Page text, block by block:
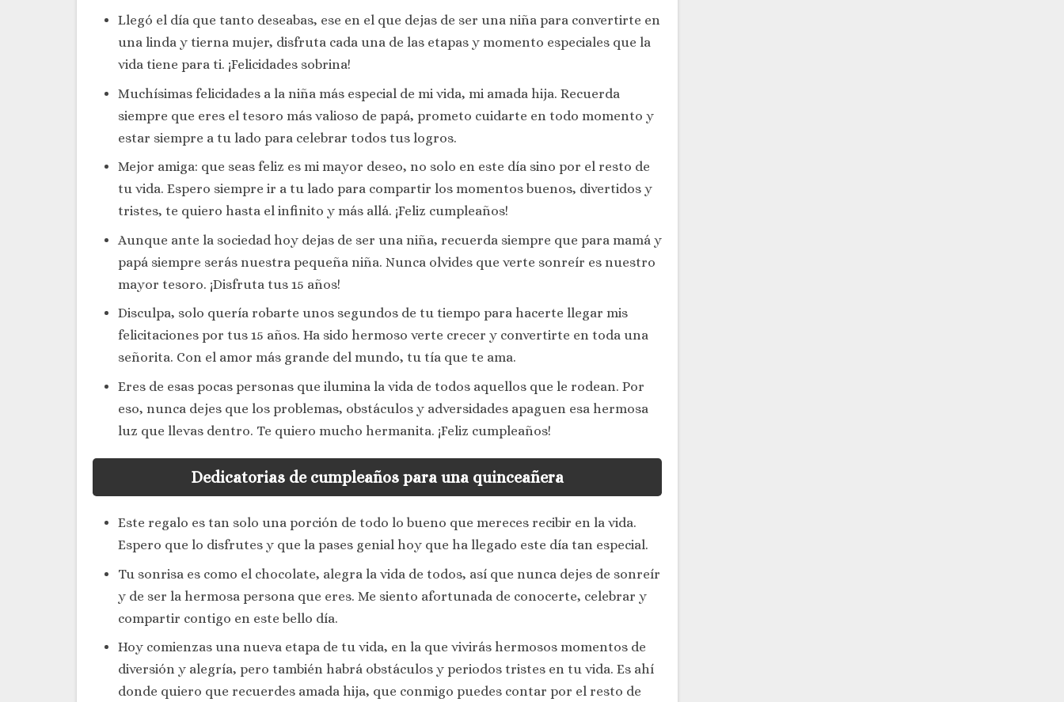
Llegó el día que tanto deseabas, ese en el que dejas de ser una niña para convertirte en
una linda y tierna mujer, disfruta cada una de las etapas y momento especiales que la
vida tiene para ti. ¡Felicidades sobrina!
Muchísimas felicidades a la niña más especial de mi vida, mi amada hija. Recuerda
siempre que eres el tesoro más valioso de papá, prometo cuidarte en todo momento y
estar siempre a tu lado para celebrar todos tus logros.
Mejor amiga: que seas feliz es mi mayor deseo, no solo en este día sino por el resto de
tu vida. Espero siempre ir a tu lado para compartir los momentos buenos, divertidos y
tristes, te quiero hasta el infinito y más allá. ¡Feliz cumpleaños!
Aunque ante la sociedad hoy dejas de ser una niña, recuerda siempre que para mamá y
papá siempre serás nuestra pequeña niña. Nunca olvides que verte sonreír es nuestro
mayor tesoro. ¡Disfruta tus 15 años!
Disculpa, solo quería robarte unos segundos de tu tiempo para hacerte llegar mis
felicitaciones por tus 15 años. Ha sido hermoso verte crecer y convertirte en toda una
señorita. Con el amor más grande del mundo, tu tía que te ama.
Eres de esas pocas personas que ilumina la vida de todos aquellos que le rodean. Por
eso, nunca dejes que los problemas, obstáculos y adversidades apaguen esa hermosa
luz que llevas dentro. Te quiero mucho hermanita. ¡Feliz cumpleaños!
Dedicatorias de cumpleaños para una quinceañera
Este regalo es tan solo una porción de todo lo bueno que mereces recibir en la vida.
Espero que lo disfrutes y que la pases genial hoy que ha llegado este día tan especial.
Tu sonrisa es como el chocolate, alegra la vida de todos, así que nunca dejes de sonreír
y de ser la hermosa persona que eres. Me siento afortunada de conocerte, celebrar y
compartir contigo en este bello día.
Hoy comienzas una nueva etapa de tu vida, en la que vivirás hermosos momentos de
diversión y alegría, pero también habrá obstáculos y periodos tristes en tu vida. Es ahí
donde quiero que recuerdes amada hija, que conmigo puedes contar por el resto de